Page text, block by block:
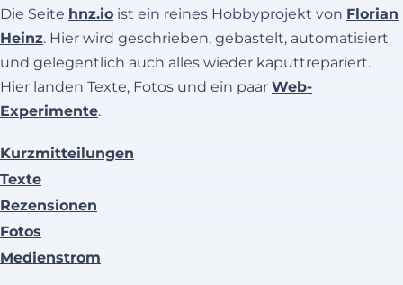
Die Seite hnz.io ist ein reines Hobbyprojekt von Florian
Heinz. Hier wird geschrieben, gebastelt, automatisiert
und gelegentlich auch alles wieder kaputtrepariert.
Hier landen Texte, Fotos und ein paar Web-
Experimente.
Kurzmitteilungen
Texte
Rezensionen
Fotos
Medienstrom